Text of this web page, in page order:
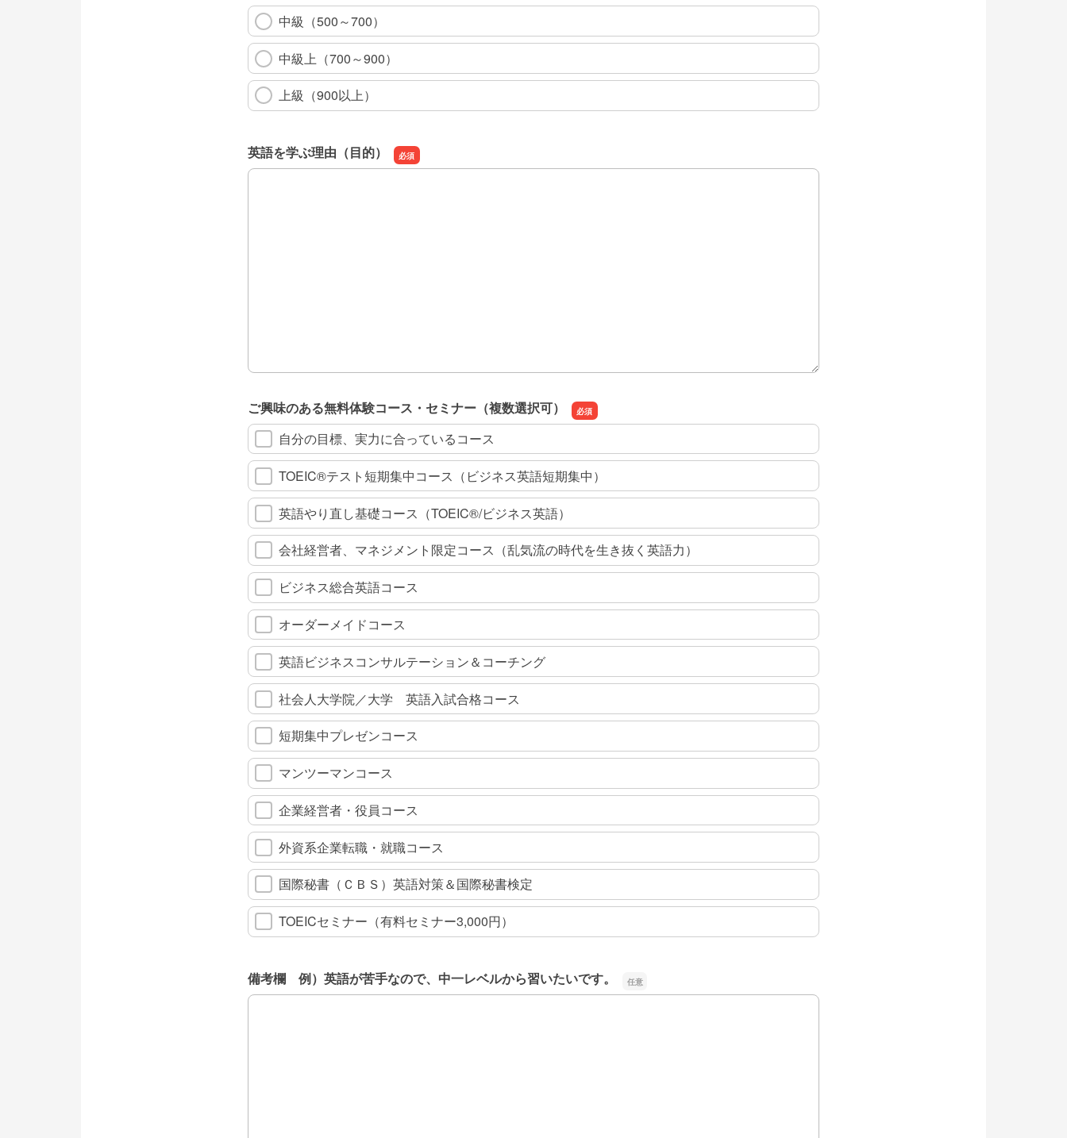
中級（500～700）
中級上（700～900）
上級（900以上）
英語を学ぶ理由（目的）
英語を学ぶ理由（目的）
ご興味のある無料体験コース・セミナー（複数選択可）
自分の目標、実力に合っているコース
TOEIC®テスト短期集中コース（ビジネス英語短期集中）
英語やり直し基礎コース（TOEIC®/ビジネス英語）
会社経営者、マネジメント限定コース（乱気流の時代を生き抜く英語力）
ビジネス総合英語コース
オーダーメイドコース
英語ビジネスコンサルテーション＆コーチング
社会人大学院／大学 英語入試合格コース
短期集中プレゼンコース
マンツーマンコース
企業経営者・役員コース
外資系企業転職・就職コース
国際秘書（ＣＢＳ）英語対策＆国際秘書検定
TOEICセミナー（有料セミナー3,000円）
備考欄 例）英語が苦手なので、中一レベルから習いたいです。
備考欄 例）英語が苦手なので、中一レベルから習いたいです。